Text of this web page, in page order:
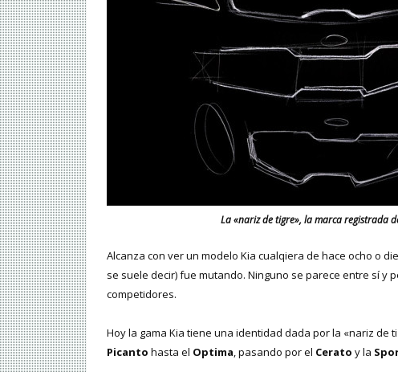
La «nariz de tigre», la marca registrada
Alcanza con ver un modelo Kia cualqiera de hace ocho o
se suele decir) fue mutando. Ninguno se parece entre sí y
competidores.
Hoy la gama Kia tiene una identidad dada por la «nariz de
Picanto hasta el Optima, pasando por el Cerato y la